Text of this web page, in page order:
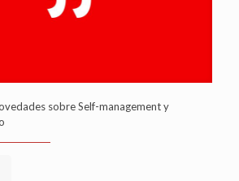
sobre Self-management y